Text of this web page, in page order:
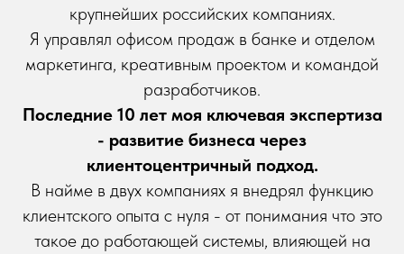
крупнейших российских компаниях.
Я управлял офисом продаж в банке и отделом
маркетинга, креативным проектом и командой
разработчиков.
Последние 10 лет моя ключевая экспертиза
- развитие бизнеса через
клиентоцентричный подход.
В найме в двух компаниях я внедрял функцию
клиентского опыта с нуля - от понимания что это
такое до работающей системы, влияющей на